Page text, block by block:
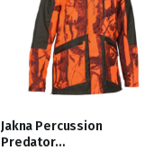
Jakna Percussion
Predator…